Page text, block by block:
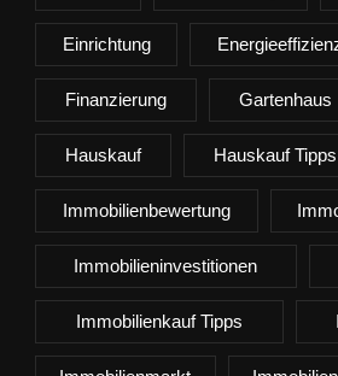
Einrichtung
Finanzierung Gartenhaus
Hauskauf Hauskauf Tipps
Immobilienbewertung
Immobilieninvestitionen
Immobilienkauf Tipps